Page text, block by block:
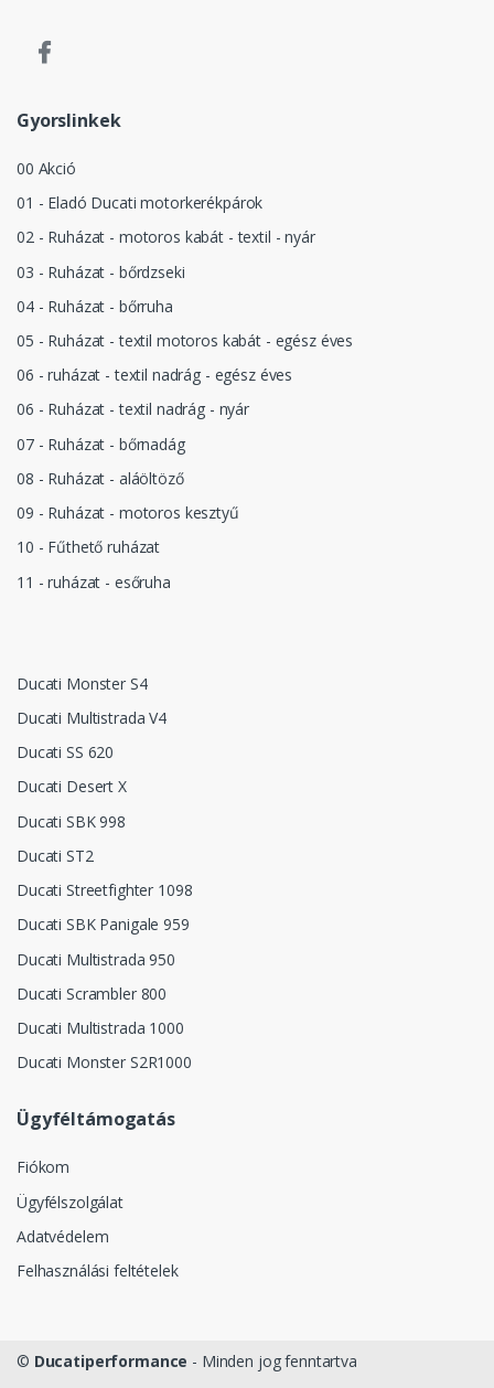
Gyorslinkek
00 Akció
01 - Eladó Ducati motorkerékpárok
02 - Ruházat - motoros kabát - textil - nyár
03 - Ruházat - bőrdzseki
04 - Ruházat - bőrruha
05 - Ruházat - textil motoros kabát - egész éves
06 - ruházat - textil nadrág - egész éves
06 - Ruházat - textil nadrág - nyár
07 - Ruházat - bőrnadág
08 - Ruházat - aláöltöző
09 - Ruházat - motoros kesztyű
10 - Fűthető ruházat
11 - ruházat - esőruha
Ducati Monster S4
Ducati Multistrada V4
Ducati SS 620
Ducati Desert X
Ducati SBK 998
Ducati ST2
Ducati Streetfighter 1098
Ducati SBK Panigale 959
Ducati Multistrada 950
Ducati Scrambler 800
Ducati Multistrada 1000
Ducati Monster S2R1000
Ügyféltámogatás
Fiókom
Ügyfélszolgálat
Adatvédelem
Felhasználási feltételek
© Ducatiperformance - Minden jog fenntartva